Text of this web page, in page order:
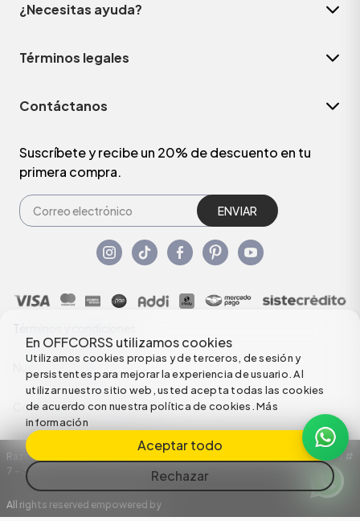
En OFFCORSS utilizamos cookies
Utilizamos cookies propias y de terceros, de sesión y
persistentes para mejorar la experiencia de usuario. Al
utilizar nuestro sitio web, usted acepta todas las cookies
de acuerdo con nuestra política de cookies.Más
información
Aceptar todo
Rechazar
¿Necesitas ayuda?
Términos legales
Contáctanos
Suscríbete y recibe un 20% de descuento en tu
primera compra.
ENVIAR
Términos y condiciones
Nuestras Políticas
Configuración de Cookies
Razón Social: C.I HERMECO S.A. NIT: 890924167-6 Dirección: Carrera 50 #
7 – 35
All rights reserved empowered by